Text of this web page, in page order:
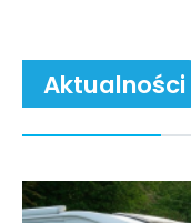
Aktualności